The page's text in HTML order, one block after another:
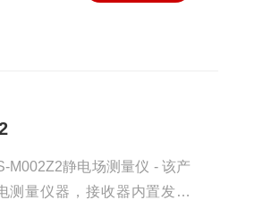
M002Z2静电场测量仪 - 该产
测量仪器，接收器内置发射